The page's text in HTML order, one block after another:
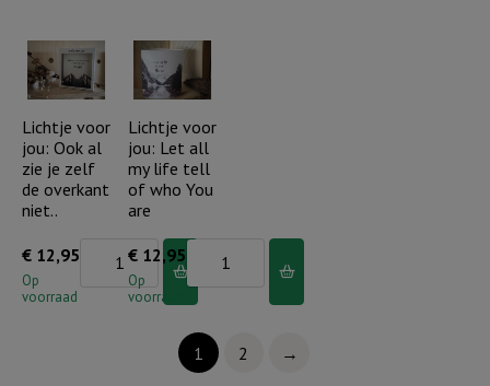
wijst
mij
de
weg
aantal
leidt
voorziet
Hij
aantal
Lichtje voor
jou: Ook al
zie je zelf
de overkant
niet..
€ 12,95
Op
voorraad
Lichtje
Lichtje voor
jou: Let all
my life tell
of who You
are
€ 12,95
Op
voorraad
Lichtje
voor
jou:
Let
all
1 2 →